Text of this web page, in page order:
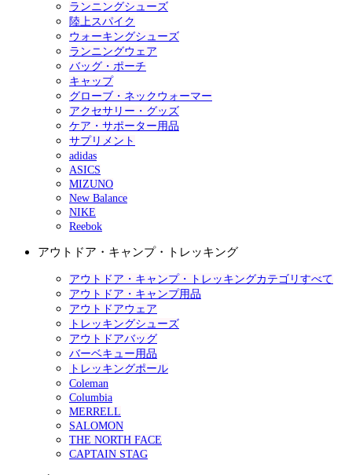
ランニングシューズ
陸上スパイク
ウォーキングシューズ
ランニングウェア
バッグ・ポーチ
キャップ
グローブ・ネックウォーマー
アクセサリー・グッズ
ケア・サポーター用品
サプリメント
adidas
ASICS
MIZUNO
New Balance
NIKE
Reebok
アウトドア・キャンプ・トレッキング
アウトドア・キャンプ・トレッキングカテゴリすべて
アウトドア・キャンプ用品
アウトドアウェア
トレッキングシューズ
アウトドアバッグ
バーベキュー用品
トレッキングポール
Coleman
Columbia
MERRELL
SALOMON
THE NORTH FACE
CAPTAIN STAG